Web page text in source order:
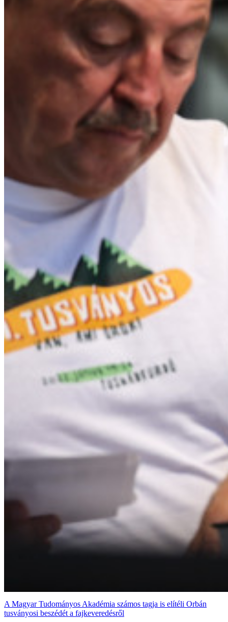
A Magyar Tudományos Akadémia számos tagja is elítéli Orbán
tusványosi beszédét a fajkeveredésről